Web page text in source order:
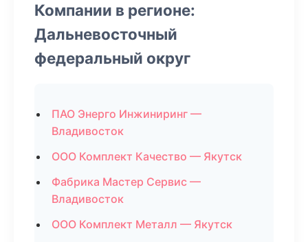
Компании в регионе:
Дальневосточный
федеральный округ
ПАО Энерго Инжиниринг —
Владивосток
ООО Комплект Качество — Якутск
Фабрика Мастер Сервис —
Владивосток
ООО Комплект Металл — Якутск